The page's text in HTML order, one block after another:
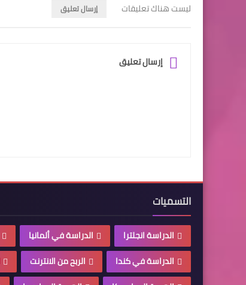
ليست هناك تعليقات إرسال تعليق
إرسال تعليق
التسميات
الدراسة انجلترا الدراسة في ألمانيا
الدراسة في كندا
الربح من الانترنت